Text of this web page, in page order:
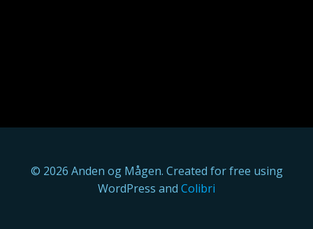
© 2026 Anden og Mågen. Created for free using
WordPress and Colibri